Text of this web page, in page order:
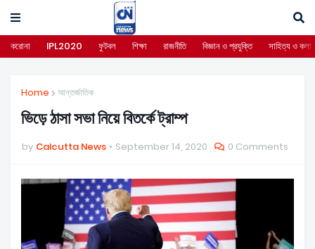
করোনা IPL2020 ফুটবল শিক্ষা রাজনীতি বিজ্ঞান ও প্রযুক্তি সাহিত্য ও কলা
Home আন্তর্জাতিক
ভিড়ে ঠাসা সভা নিয়ে বিতর্কে ট্রাম্প
by Calcutta News September 14, 2020 0 Comments